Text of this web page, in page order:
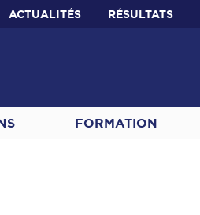
ACTUALITÉS RÉSULTATS
FORMATION